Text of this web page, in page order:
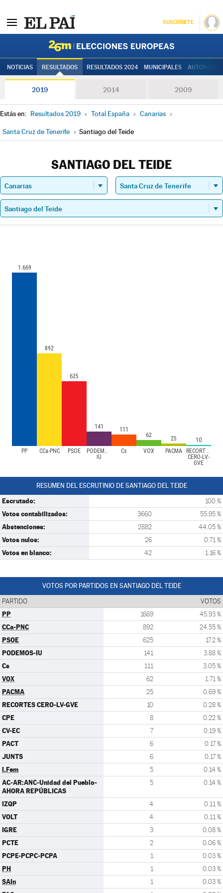
SUSCRÍBETE
NOTICIAS RESULTADOS RESULTADOS 2024 MUNICIPALES
2019 2014 2009
Estás en: Resultados 2019 » Total España » Canarias »
Santa Cruz de Tenerife » Santiago del Teide
SANTIAGO DEL TEIDE
PP CCa-PNC PSOE
PODEMOS-
IU
Cs VOX PACMA
RECORTES
CERO-LV-
GVE
1.669
892
625
141 111
62 25 10
RESUMEN DEL ESCRUTINIO DE SANTIAGO DEL TEIDE
Escrutado: 100 %
Votos contabilizados: 3660 55.95 %
Abstenciones: 2882 44.05 %
Votos nulos: 26 0.71 %
Votos en blanco: 42 1.16 %
VOTOS POR PARTIDOS EN SANTIAGO DEL TEIDE
PARTIDO VOTOS
PP 1669 45.93 %
CCa-PNC 892 24.55 %
PSOE 625 17.2 %
PODEMOS-IU 141 3.88 %
Cs 111 3.05 %
VOX 62 1.71 %
PACMA 25 0.69 %
RECORTES CERO-LV-GVE 10 0.28 %
CPE 8 0.22 %
CV-EC 7 0.19 %
PACT 6 0.17 %
JUNTS 6 0.17 %
I.Fem 5 0.14 %
AC-AR:ANC-Unidad del Pueblo-
AHORA REPÚBLICAS
5 0.14 %
IZQP 4 0.11 %
VOLT 4 0.11 %
IGRE 3 0.08 %
PCTE 2 0.06 %
PCPE-PCPC-PCPA 1 0.03 %
PH 1 0.03 %
SAIn 1 0.03 %